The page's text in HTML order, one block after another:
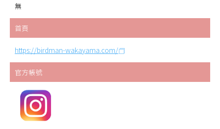
無
首頁
https://birdman-wakayama.com/
官方帳號